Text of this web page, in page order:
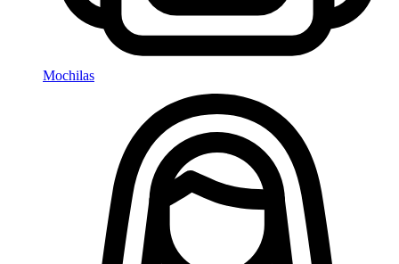
Mochilas